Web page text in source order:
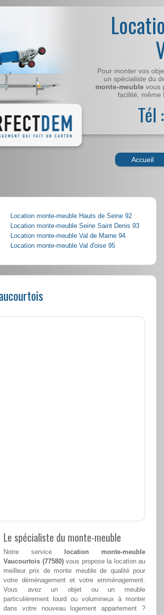
Pour monter vos
un spécialiste du
monte-meuble vous
facilité, même
Tél
Accueil
Location monte-meuble Hauts de Seine 92
Location monte-meuble Seine Saint Denis 93
Location monte-meuble Val de Marne 94
Location monte-meuble Val d'oise 95
Le spécialiste du monte-meuble
Notre service
location monte-meuble
Vaucourtois (77580)vous propose la location au
meilleur prix de monte meuble de qualité pour
votre déménagement et votre emménagement.
Vous avez un objet ou un meuble
particulièrement lourd ou volumineux à monter
dans votre nouveau logement appartement ?